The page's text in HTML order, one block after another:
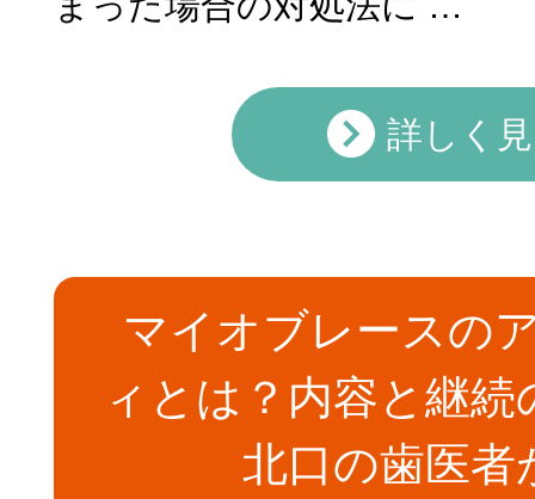
詳しく
マイオブレースの
ィとは？内容と継
北口の歯医者